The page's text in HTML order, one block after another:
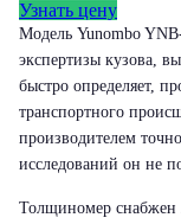
Узнать цену
Модель Yunombo
экспертизы кузова,
быстро определяет,
транспортного
производителем
исследований он не
Толщиномер снабжен